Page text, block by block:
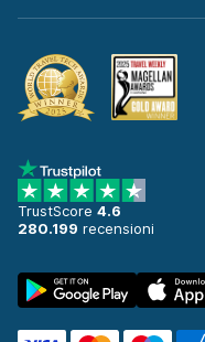
TrustScore 4.6
280.199 recensioni